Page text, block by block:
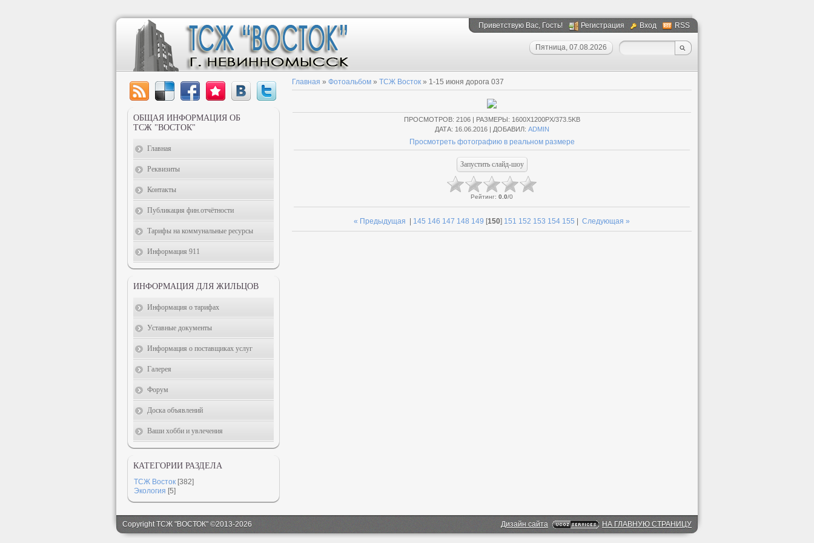
Приветствую Вас, Гость! Регистрация Вход RSS
Пятница, 07.08.2026
Главная » Фотоальбом » ТСЖ Восток » 1-15 июня дорога 037
ПРОСМОТРОВ: 2106 | РАЗМЕРЫ: 1600X1200PX/373.5KB
ДАТА: 16.06.2016 | ДОБАВИЛ: ADMIN
Просмотреть фотографию в реальном размере
Рейтинг: 0.0/0
« Предыдущая 145 146 147 148 149 [150] 151 152 153 154 155 Следующая »
ОБЩАЯ ИНФОРМАЦИЯ ОБ
ТСЖ "ВОСТОК"
Главная
Реквизиты
Контакты
Публикация фин.отчётности
Тарифы на коммунальные ресурсы
Информация 911
ИНФОРМАЦИЯ ДЛЯ ЖИЛЬЦОВ
Информация о тарифах
Уставные документы
Информация о поставщиках услуг
Галерея
Форум
Доска объявлений
Ваши хобби и увлечения
КАТЕГОРИИ РАЗДЕЛА
ТСЖ Восток [382]
Экология [5]
Copyright ТСЖ "ВОСТОК" ©2013-2026 Дизайн сайта НА ГЛАВНУЮ СТРАНИЦУ